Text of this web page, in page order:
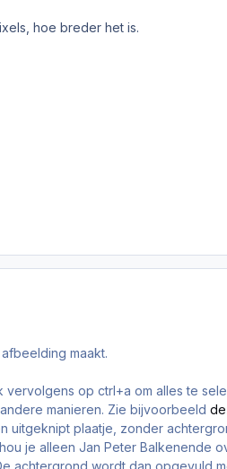
hoe breder het is.
maakt.
vervolgens op ctrl+a om alles te
manieren. Zie bijvoorbeeld
uitgeknipt plaatje, zonder
je alleen Jan Peter Balkenende
achtergrond wordt dan opgevuld